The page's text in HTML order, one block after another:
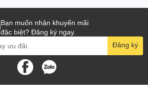
Bạn muốn nhận khuyến mãi
đặc biệt? Đăng ký ngay.
Đăng ký